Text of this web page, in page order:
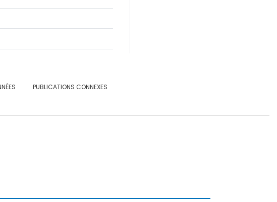
PUBLICATIONS CONNEXES